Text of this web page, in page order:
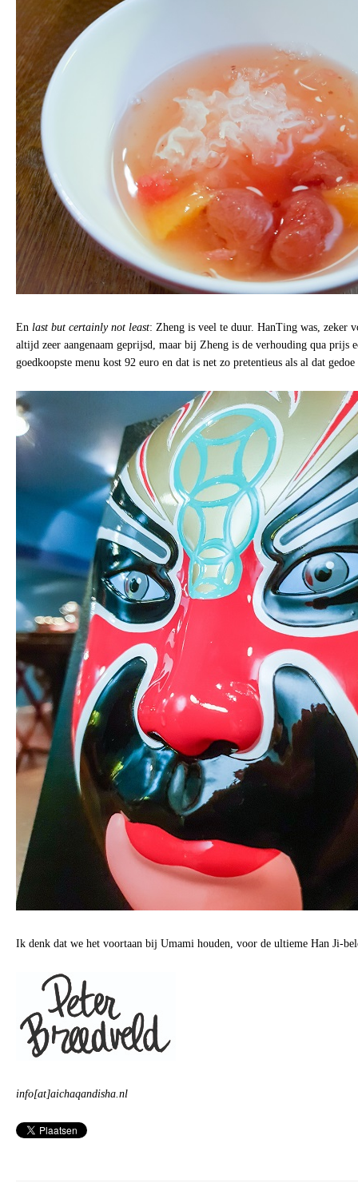
En last but certainly not least: Zheng is veel te duur. HanTing was, zeker
altijd zeer aangenaam geprijsd, maar bij Zheng is de verhouding qua prijs
goedkoopste menu kost 92 euro en dat is net zo pretentieus als al dat
Ik denk dat we het voortaan bij Umami houden, voor de ultieme Han Ji-
info[at]aichaqandisha.nl